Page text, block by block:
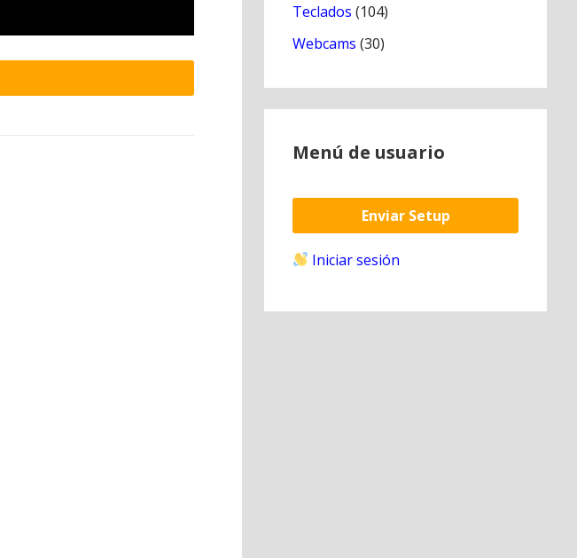
Teclados (104)
Webcams (30)
Menú de usuario
Enviar Setup
Iniciar sesión